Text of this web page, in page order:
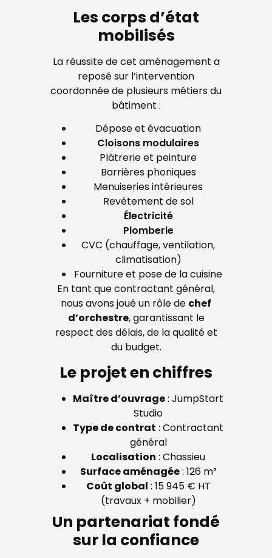
Les corps d’état
mobilisés
La réussite de cet aménagement a
reposé sur l’intervention
coordonnée de plusieurs métiers du
bâtiment :
Dépose et évacuation
Cloisons modulaires
Plâtrerie et peinture
Barrières phoniques
Menuiseries intérieures
Revêtement de sol
Électricité
Plomberie
CVC (chauffage, ventilation,
climatisation)
Fourniture et pose de la cuisine
En tant que contractant général,
nous avons joué un rôle de chef
d’orchestre, garantissant le
respect des délais, de la qualité et
du budget.
Le projet en chiffres
Maître d’ouvrage: JumpStart
Studio
Type de contrat : Contractant
général
Localisation : Chassieu
Surface aménagée: 126 m²
Coût global : 15 945 € HT
(travaux + mobilier)
Un partenariat fondé
sur la confiance